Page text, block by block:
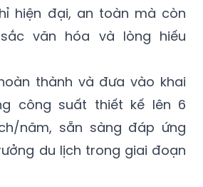
hiện đại, an toàn mà còn
văn hóa và lòng hiếu
thành và đưa vào khai
công suất thiết kế lên 6
năm, sẵn sàng đáp ứng
du lịch trong giai đoạn